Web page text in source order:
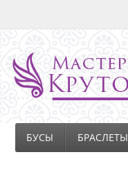
БУСЫ БРАСЛЕТЫ